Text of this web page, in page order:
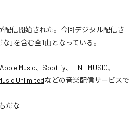
配信開始された。今回デジタル配信さ
」を含む全1曲となっている。
Apple Music、 Spotify、 LINE MUSIC、
Unlimitedなどの音楽配信サービスで
だな